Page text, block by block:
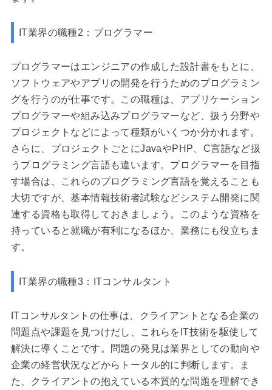
IT業界の職種2：プログラマー
プログラマーはエンジニアの作成した設計書をもとに、
ソフトウェアやアプリの開発を行うためのプログラミン
グを行うのが仕事です。この職種は、アプリケーション
プログラマーや組み込みプログラマーなど、扱う分野や
プロジェクトなどによって種類がいくつか分かれます。
さらに、プロジェクトごとにJavaやPHP、C言語など扱
うプログラミング言語も違います。プログラマーを目指
す場合は、これらのプログラミング言語を覚えることも
大切ですが、基本情報技術者試験などシステム開発に関
連する資格も取得しておきましょう。このような資格を
持っていると就職が有利になるほか、業務にも役立ちま
す。
IT業界の職種3：ITコンサルタント
ITコンサルタントの仕事は、クライアントとなる企業の
問題点や課題を見つけだし、これらをIT技術を駆使して
解決に導くことです。問題の発見は業界としての動向や
企業の経営状況などからトータル的に判断します。ま
た、クライアントの抱えている本質的な問題を理解でき